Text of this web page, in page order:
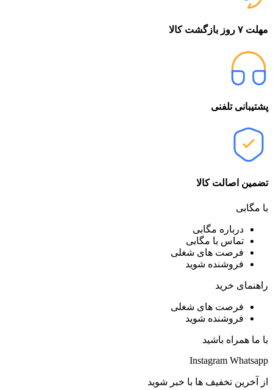
مهلت ۷ روز بازگشت کالا
پشتیبانی تلفنی
تضمین اصالت کالا
با مگابی
درباره مگابی
تماس با مگابی
فرصت های شغلی
فروشنده شوید
راهنمای خرید
فرصت های شغلی
فروشنده شوید
با ما همراه باشید
Instagram Whatsapp
از آخرین تخفیف ها با خبر شوید